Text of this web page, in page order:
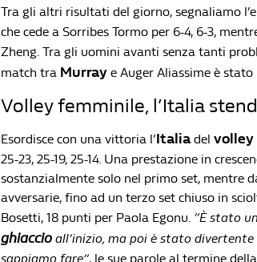
Tra gli altri risultati del giorno, segnaliamo
che cede a Sorribes Tormo per 6-4, 6-3,
Zheng. Tra gli uomini avanti senza tanti
match tra Murray e Auger Aliassime è
Volley femminile, l’Italia
Esordisce con una vittoria l’Italia del
25-23, 25-19, 25-14. Una prestazione in
sostanzialmente solo nel primo set, mentre
avversarie, fino ad un terzo set chiuso in
Bosetti, 18 punti per Paola Egonu. “È stato
ghiaccio all’inizio, ma poi è stato
sappiamo fare”, le sue parole al termine